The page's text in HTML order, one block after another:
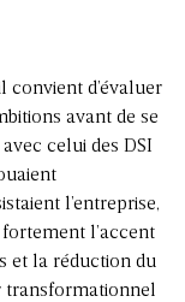
convient d’évaluer
avant de se
celui des DSI
l’entreprise,
l’accent
et la réduction du
transformationnel